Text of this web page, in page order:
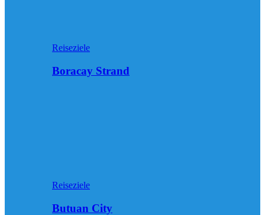
Reiseziele
Boracay Strand
Reiseziele
Butuan City